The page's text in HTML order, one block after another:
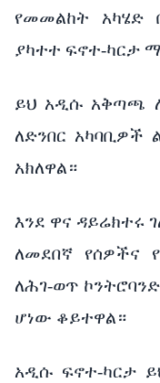
የመመልከት አካሄድ
ያካተተ ፍኖተ-ካርታ
ይህ አዲሱ አቅጣጫ
ለድንበር
አክለዋል።
እንደ ዋና ዳይሬክተሩ
ለመደበኛ የሰዎችና
ለሕገ-ወጥ
ሆነው ቆይተዋል።
አዲሱ ፍኖተ-ካርታ